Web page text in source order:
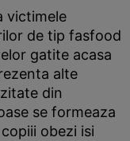
victimele
de tip fasfood
gatite acasa
alte
din
se formeaza
obezi isi